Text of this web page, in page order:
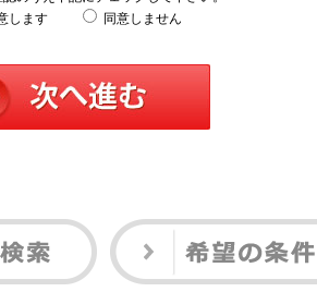
します
同意しません